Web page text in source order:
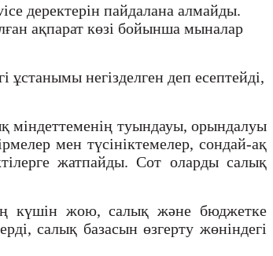
деректерін пайдалана алмайды.
ақпарат көзі бойынша мыналар
негізделген деп есептейді,
міндеттеменің туындауы, орындалуы
мен түсініктемелер, сондай-ақ
жатпайды. Сот оларды салық
күшін жою, салық және бюджетке
салық базасын өзгерту жөніндегі